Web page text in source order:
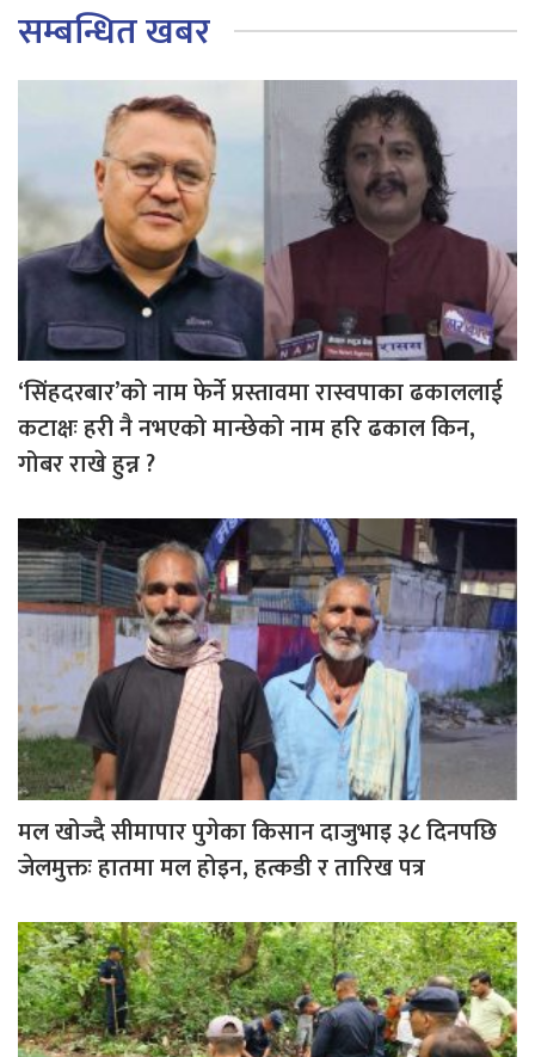
सम्बन्धित खबर
‘सिंहदरबार’को नाम फेर्ने प्रस्तावमा रास्वपाका ढकाललाई
कटाक्षः हरी नै नभएको मान्छेको नाम हरि ढकाल किन,
गोबर राखे हुन्न ?
मल खोज्दै सीमापार पुगेका किसान दाजुभाइ ३८ दिनपछि
जेलमुक्तः हातमा मल होइन, हत्कडी र तारिख पत्र